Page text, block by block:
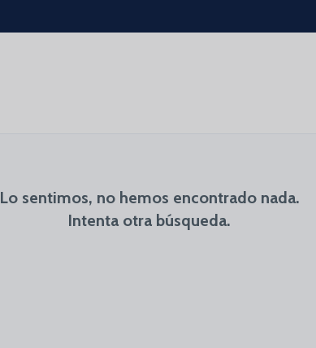
Lo sentimos, no hemos encontrado nada.
Intenta otra búsqueda.